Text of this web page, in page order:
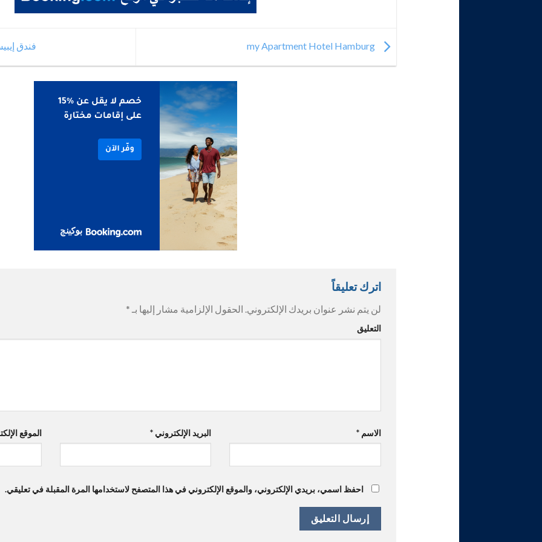
my Apartment Hotel Hamburg فندق
اترك تعليقاً
لن يتم نشر عنوان بريدك الإلكتروني. الحقول الإلزامية مشار إليها بـ *
التعليق
الاسم* البريد الإلكتروني * الموقع
احفظ اسمي، بريدي الإلكتروني، والموقع الإلكتروني في هذا المتصفح لاستخدامها المرة المقبلة في تعليقي.